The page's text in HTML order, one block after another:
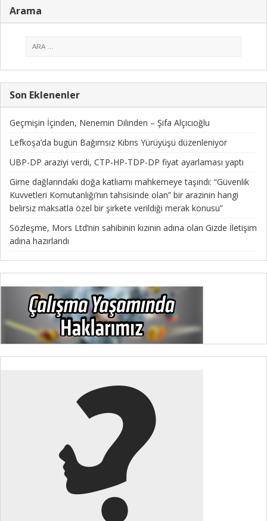
Arama
Son Eklenenler
Geçmişin İçinden, Nenemin Dilinden – Şifa Alçıcıoğlu
Lefkoşa’da bugün Bağımsız Kıbrıs Yürüyüşü düzenleniyor
UBP-DP araziyi verdi, CTP-HP-TDP-DP fiyat ayarlaması yaptı
Girne dağlarındaki doğa katliamı mahkemeye taşındı: “Güvenlik
Kuvvetleri Komutanlığı’nın tahsisinde olan” bir arazinin hangi
belirsiz maksatla özel bir şirkete verildiği merak konusu”
Sözleşme, Mors Ltd’nin sahibinin kızının adına olan Gizde İletişim
adına hazırlandı